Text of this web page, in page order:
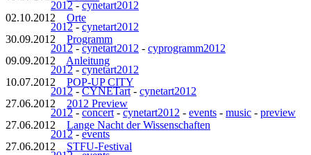
2012-cynetart2012
02.10.2012 Orte
2012-cynetart2012
30.09.2012 Programm
2012-cynetart2012 - cyprogramm2012
09.09.2012 Anleitung
2012-cynetart2012
10.07.2012 POP-UP CITY
2012-CYNETart- cynetart2012
27.06.2012 2012 Preview
2012-concert-cynetart2012 - events - music - preview
27.06.2012 Lange Nacht der Wissenschaften
2012-events
27.06.2012 STFU-Festival